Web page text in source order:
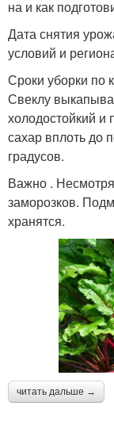
на и как
Дата снятия
условий и
Сроки уборки по
Свеклу
холодостойкий и
сахар вплоть до
градусов.
Важно . Несмотря
заморозков.
хранятся.
читать дальше →